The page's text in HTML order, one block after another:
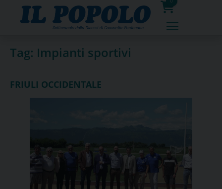
0
prodotti
Tag: Impianti sportivi
FRIULI OCCIDENTALE